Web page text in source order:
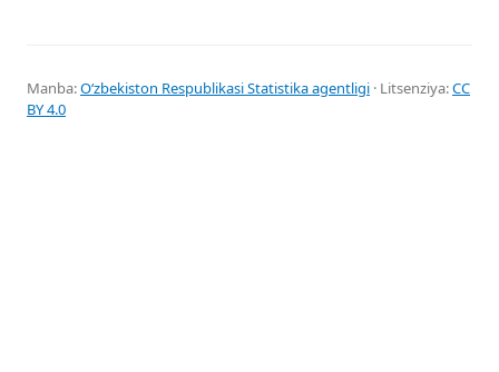
Manba:Oʻzbekiston Respublikasi Statistika agentligi · Litsenziya:CC
BY 4.0